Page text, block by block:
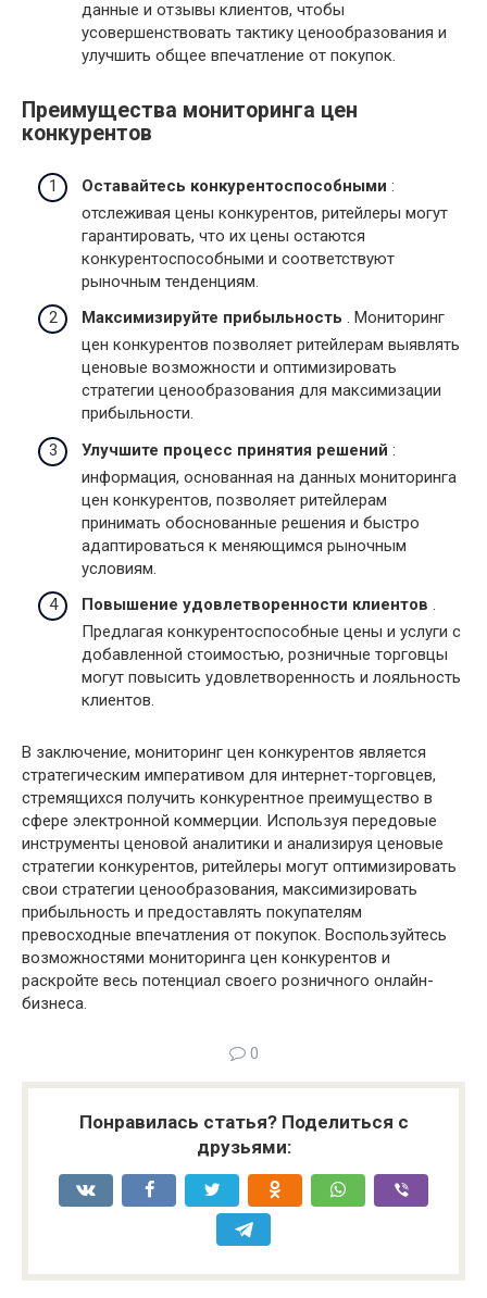
данные и отзывы клиентов, чтобы
усовершенствовать тактику ценообразования и
улучшить общее впечатление от покупок.
Преимущества мониторинга цен
конкурентов
Оставайтесь конкурентоспособными :
отслеживая цены конкурентов, ритейлеры могут
гарантировать, что их цены остаются
конкурентоспособными и соответствуют
рыночным тенденциям.
Максимизируйте прибыльность . Мониторинг
цен конкурентов позволяет ритейлерам выявлять
ценовые возможности и оптимизировать
стратегии ценообразования для максимизации
прибыльности.
Улучшите процесс принятия решений :
информация, основанная на данных мониторинга
цен конкурентов, позволяет ритейлерам
принимать обоснованные решения и быстро
адаптироваться к меняющимся рыночным
условиям.
Повышение удовлетворенности клиентов .
Предлагая конкурентоспособные цены и услуги с
добавленной стоимостью, розничные торговцы
могут повысить удовлетворенность и лояльность
клиентов.
В заключение, мониторинг цен конкурентов является
стратегическим императивом для интернет-торговцев,
стремящихся получить конкурентное преимущество в
сфере электронной коммерции. Используя передовые
инструменты ценовой аналитики и анализируя ценовые
стратегии конкурентов, ритейлеры могут оптимизировать
свои стратегии ценообразования, максимизировать
прибыльность и предоставлять покупателям
превосходные впечатления от покупок. Воспользуйтесь
возможностями мониторинга цен конкурентов и
раскройте весь потенциал своего розничного онлайн-
бизнеса.
0
Понравилась статья? Поделиться с
друзьями: